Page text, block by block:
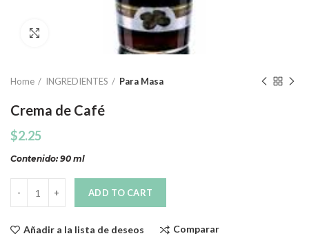
Home INGREDIENTES Para Masa
Crema de Café
$2.25
Contenido: 90 ml
ADD TO CART
Añadir a la lista de deseos Comparar